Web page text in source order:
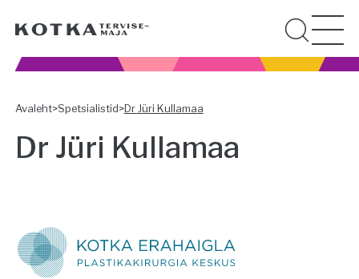
Avaleht>Spetsialistid>Dr Jüri Kullamaa
Dr Jüri Kullamaa